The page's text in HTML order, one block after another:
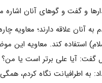
و گفت و گوهای آنان
به آنان علاقه دارند؛ معاویه
استفاده کند. معاویه این
آیا علی برتر است یا من؟
اطرافیانت نگاه کردم، همگی